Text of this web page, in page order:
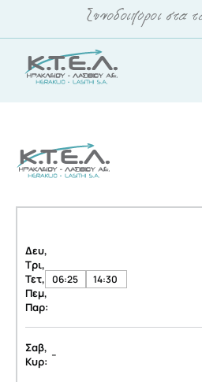
Δευ,
Τρι,
Τετ,
Πεμ,
Παρ:
06:25 14:30
Σαβ,
Κυρ: -